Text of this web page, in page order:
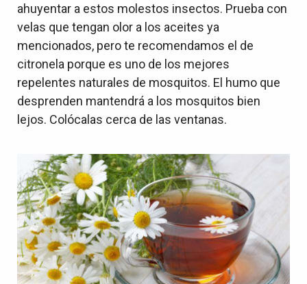
ahuyentar a estos molestos insectos. Prueba con
velas que tengan olor a los aceites ya
mencionados, pero te recomendamos el de
citronela porque es uno de los mejores
repelentes naturales de mosquitos. El humo que
desprenden mantendrá a los mosquitos bien
lejos. Colócalas cerca de las ventanas.